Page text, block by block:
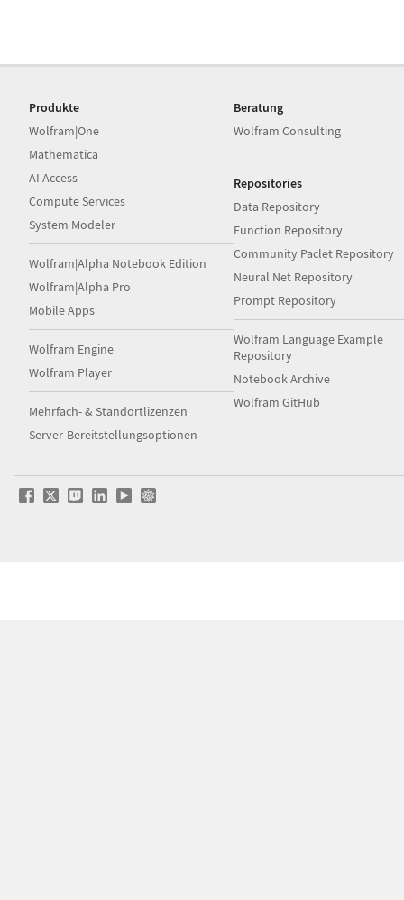
Produkte
Wolfram|One
Mathematica
AI Access
Compute Services
System Modeler
Wolfram|Alpha Notebook Edition
Wolfram|Alpha Pro
Mobile Apps
Wolfram Engine
Wolfram Player
Mehrfach- & Standortlizenzen
Server-Bereitstellungsoptionen
Beratung
Wolfram Consulting
Repositories
Data Repository
Function Repository
Community Paclet Repository
Neural Net Repository
Prompt Repository
Wolfram Language Example
Repository
Notebook Archive
Wolfram GitHub